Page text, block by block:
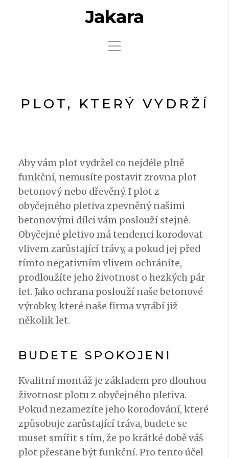
Jakara
PLOT, KTERÝ VYDRŽÍ
Aby vám plot vydržel co nejdéle plně
funkční, nemusíte postavit zrovna plot
betonový nebo dřevěný. I plot z
obyčejného pletiva zpevněný našimi
betonovými dílci vám poslouží stejně.
Obyčejné pletivo má tendenci korodovat
vlivem zarůstající trávy, a pokud jej před
tímto negativním vlivem ochráníte,
prodloužíte jeho životnost o hezkých pár
let. Jako ochrana poslouží naše betonové
výrobky, které naše firma vyrábí již
několik let.
BUDETE SPOKOJENI
Kvalitní montáž je základem pro dlouhou
životnost plotu z obyčejného pletiva.
Pokud nezamezíte jeho korodování, které
způsobuje zarůstající tráva, budete se
muset smířit s tím, že po krátké době váš
plot přestane být funkční. Pro tento účel